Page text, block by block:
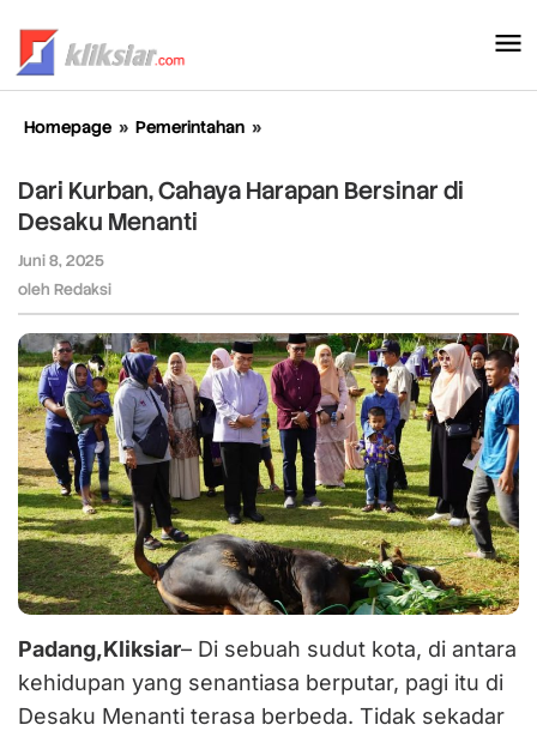
konten
Homepage » Pemerintahan »
Harapan
Dari Kurban, Cahaya Harapan Bersinar di
Desaku Menanti
Juni 8, 2025
oleh Redaksi
Padang,Kliksiar– Di sebuah sudut kota, di antara
kehidupan yang senantiasa berputar, pagi itu di
Desaku Menanti terasa berbeda. Tidak sekadar